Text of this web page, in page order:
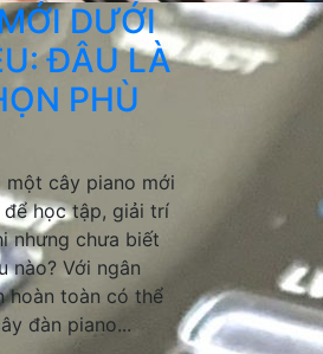
DƯỚI
ĐÂU LÀ
PHÙ
một cây piano mới
học tập, giải trí
nhưng chưa biết
nào? Với ngân
hoàn toàn có thể
đàn piano...